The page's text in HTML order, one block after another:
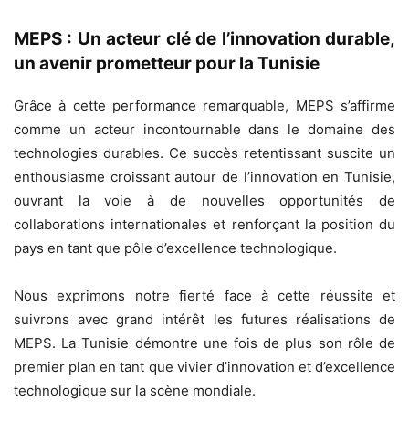
MEPS : Un acteur clé de l’innovation durable,
un avenir prometteur pour la Tunisie
Grâce à cette performance remarquable, MEPS s’affirme
comme un acteur incontournable dans le domaine des
technologies durables. Ce succès retentissant suscite un
enthousiasme croissant autour de l’innovation en Tunisie,
ouvrant la voie à de nouvelles opportunités de
collaborations internationales et renforçant la position du
pays en tant que pôle d’excellence technologique.
Nous exprimons notre fierté face à cette réussite et
suivrons avec grand intérêt les futures réalisations de
MEPS. La Tunisie démontre une fois de plus son rôle de
premier plan en tant que vivier d’innovation et d’excellence
technologique sur la scène mondiale.